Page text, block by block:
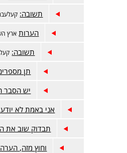
תשובה:
הערות ארץ
תשובה:
תן מספרים
יש הסבר
אני באמת לא
תבדוק שוב את
וחוץ מזה,